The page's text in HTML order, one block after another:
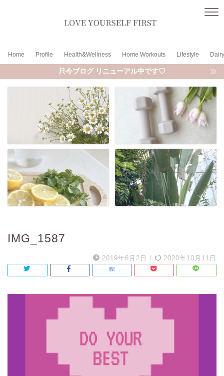
Home Profile Health&Wellness Home Workouts Lifestyle Dairy
只今ブログ リニューアル中です♡
IMG_1587
2019年6月2日 / 2020年10月11日